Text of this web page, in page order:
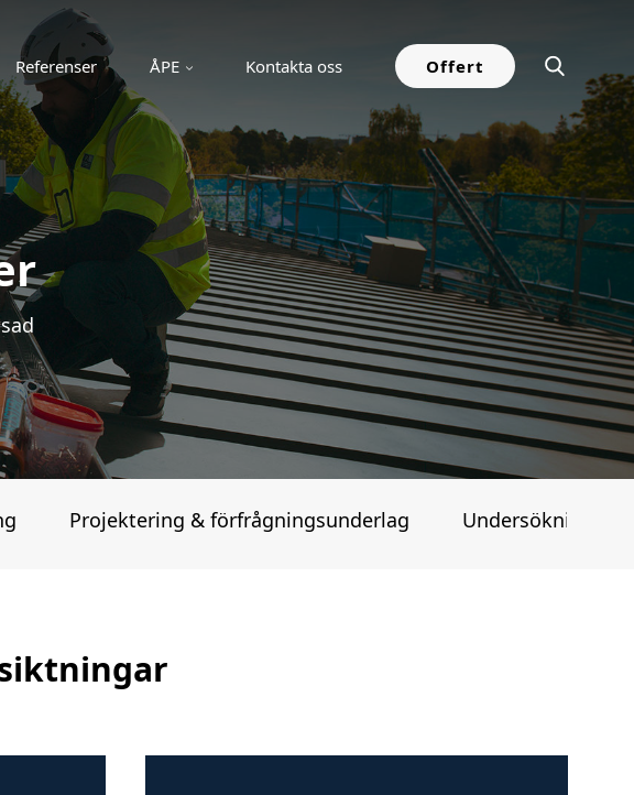
Referenser ÅPE Kontakta oss Offert
Projektering & förfrågningsunderlag Undersökning &